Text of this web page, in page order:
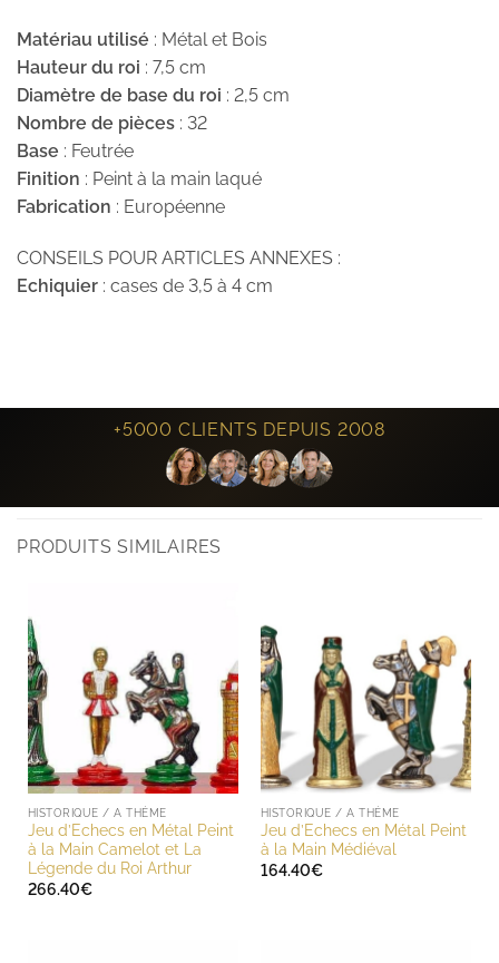
Matériau utilisé : Métal et Bois
Hauteur du roi : 7,5 cm
Diamètre de base du roi : 2,5 cm
Nombre de pièces : 32
Base : Feutrée
Finition : Peint à la main laqué
Fabrication : Européenne
CONSEILS POUR ARTICLES ANNEXES :
Echiquier : cases de 3,5 à 4 cm
+5000 CLIENTS DEPUIS 2008
PRODUITS SIMILAIRES
HISTORIQUE / A THÈME
Jeu d’Echecs en Métal Peint
à la Main Camelot et La
Légende du Roi Arthur
266.40€
HISTORIQUE / A THÈME
Jeu d’Echecs en Métal Peint
à la Main Médiéval
164.40€